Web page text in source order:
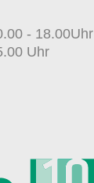
- 18.00Uhr
Uhr